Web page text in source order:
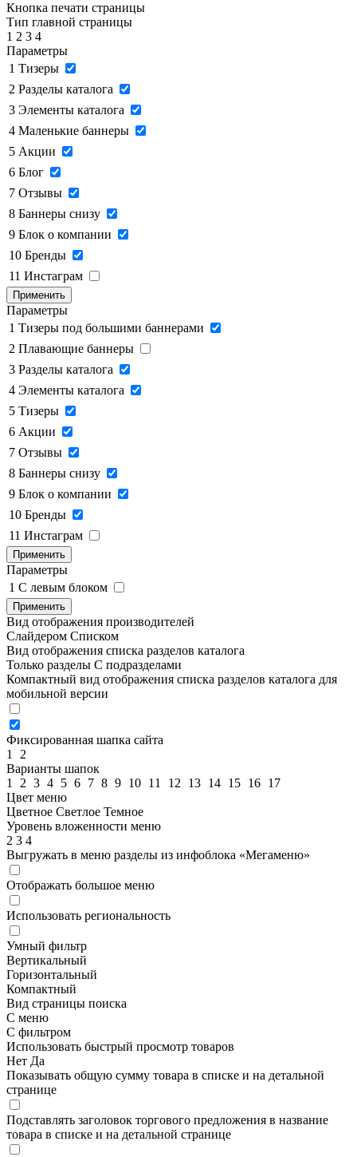
Кнопка печати страницы
Тип главной страницы
1 2 3 4
Параметры
1 Тизеры
2 Разделы каталога
3 Элементы каталога
4 Маленькие баннеры
5 Акции
6 Блог
7 Отзывы
8 Баннеры снизу
9 Блок о компании
10 Бренды
11 Инстаграм
Применить
Параметры
1 Тизеры под большими баннерами
2 Плавающие баннеры
3 Разделы каталога
4 Элементы каталога
5 Тизеры
6 Акции
7 Отзывы
8 Баннеры снизу
9 Блок о компании
10 Бренды
11 Инстаграм
Применить
Параметры
1 C левым блоком
Применить
Вид отображения производителей
Слайдером Списком
Вид отображения списка разделов каталога
Только разделы С подразделами
Компактный вид отображения списка разделов каталога для
мобильной версии
Фиксированная шапка сайта
1
2
Варианты шапок
1
2 3 4 5 6 7 8 9 10 11 12 13 14 15 16 17
Цвет меню
Цветное Светлое Темное
Уровень вложенности меню
2 3 4
Выгружать в меню разделы из инфоблока «Мегаменю»
Отображать большое меню
Использовать региональность
Умный фильтр
Вертикальный
Горизонтальный
Компактный
Вид страницы поиска
С меню
С фильтром
Использовать быстрый просмотр товаров
Нет Да
Показывать общую сумму товара в списке и на детальной
странице
Подставлять заголовок торгового предложения в название
товара в списке и на детальной странице